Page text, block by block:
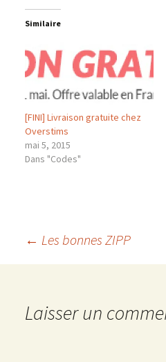
Similaire
[FINI] Livraison gratuite chez
Overstims
mai 5, 2015
Dans "Codes"
← Les bonnes ZIPP
Laisser un